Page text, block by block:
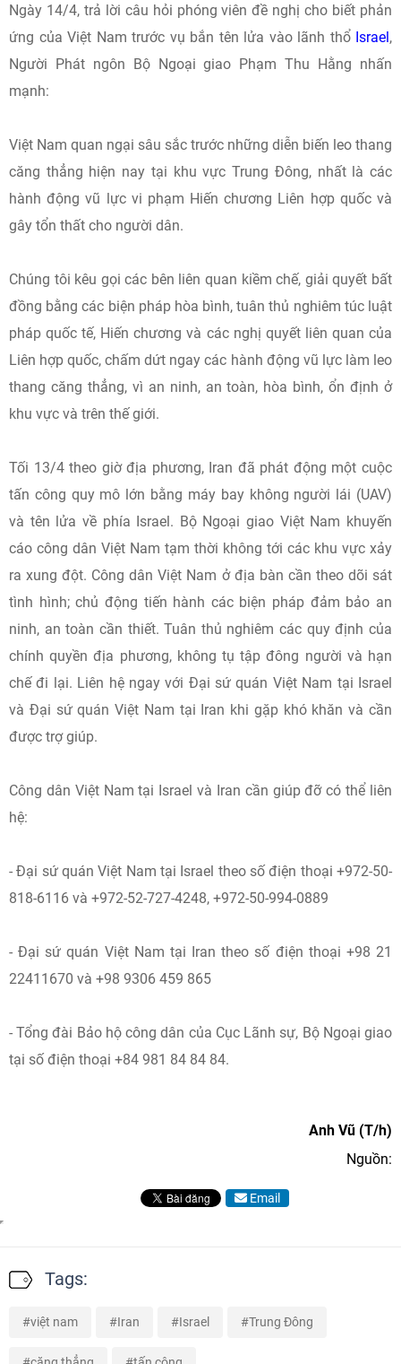
Ngày 14/4, trả lời câu hỏi phóng viên đề nghị cho biết phản
ứng của Việt Nam trước vụ bắn tên lửa vào lãnh thổ Israel,
Người Phát ngôn Bộ Ngoại giao Phạm Thu Hằng nhấn
mạnh:
Việt Nam quan ngại sâu sắc trước những diễn biến leo thang
căng thẳng hiện nay tại khu vực Trung Đông, nhất là các
hành động vũ lực vi phạm Hiến chương Liên hợp quốc và
gây tổn thất cho người dân.
Chúng tôi kêu gọi các bên liên quan kiềm chế, giải quyết bất
đồng bằng các biện pháp hòa bình, tuân thủ nghiêm túc luật
pháp quốc tế, Hiến chương và các nghị quyết liên quan của
Liên hợp quốc, chấm dứt ngay các hành động vũ lực làm leo
thang căng thẳng, vì an ninh, an toàn, hòa bình, ổn định ở
khu vực và trên thế giới.
Tối 13/4 theo giờ địa phương, Iran đã phát động một cuộc
tấn công quy mô lớn bằng máy bay không người lái (UAV)
và tên lửa về phía Israel. Bộ Ngoại giao Việt Nam khuyến
cáo công dân Việt Nam tạm thời không tới các khu vực xảy
ra xung đột. Công dân Việt Nam ở địa bàn cần theo dõi sát
tình hình; chủ động tiến hành các biện pháp đảm bảo an
ninh, an toàn cần thiết. Tuân thủ nghiêm các quy định của
chính quyền địa phương, không tụ tập đông người và hạn
chế đi lại. Liên hệ ngay với Đại sứ quán Việt Nam tại Israel
và Đại sứ quán Việt Nam tại Iran khi gặp khó khăn và cần
được trợ giúp.
Công dân Việt Nam tại Israel và Iran cần giúp đỡ có thể liên
hệ:
- Đại sứ quán Việt Nam tại Israel theo số điện thoại +972-50-
818-6116 và +972-52-727-4248, +972-50-994-0889
- Đại sứ quán Việt Nam tại Iran theo số điện thoại +98 21
22411670 và +98 9306 459 865
- Tổng đài Bảo hộ công dân của Cục Lãnh sự, Bộ Ngoại giao
tại số điện thoại +84 981 84 84 84.
Anh Vũ (T/h)
Nguồn:
Email
Tags:
việt nam Iran Israel Trung Đông